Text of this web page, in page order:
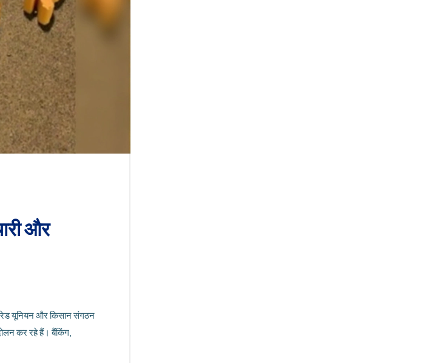
और
यूनियन और किसान संगठन
कर रहे हैं। बैंकिंग,